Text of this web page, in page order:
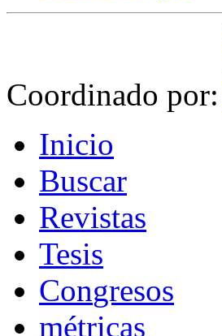
Coordinado por:
Inicio
Buscar
Revistas
Tesis
Congresos
métricas